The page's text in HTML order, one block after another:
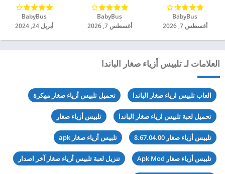
BabyBus‏
أغسطس 7, 2026
BabyBus‏
أغسطس 7, 2026
BabyBus‏
أبريل 24, 2024
العلامات لـ تلبيس أزياء صغار الباندا
العاب تلبيس ازياء صغار الباندا تحميل تلبيس أزياء صغار مهكرة
تحميل لعبة تلبيس ازياء صغار الباندا تلبيس أزياء صغار
تلبيس أزياء صغار 8.67.04.00 تلبيس أزياء صغار apk
تلبيس أزياء صغار Apk Mod تنزيل لعبة تلبيس أزياء صغار آخر اصدار